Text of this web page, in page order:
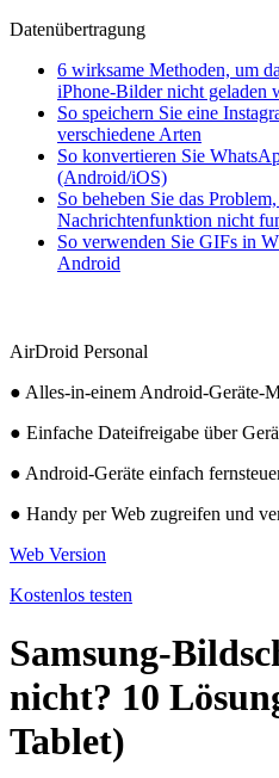
Datenübertragung
6 wirksame Methoden, um
iPhone-Bilder nicht geladen
So speichern Sie eine
verschiedene Arten
So konvertieren Sie
(Android/iOS)
So beheben Sie das
Nachrichtenfunktion nicht
So verwenden Sie GIFs in
Android
AirDroid Personal
● Alles-in-einem Android-Geräte-
● Einfache Dateifreigabe über
● Android-Geräte einfach
● Handy per Web zugreifen und
Web Version
Kostenlos testen
nicht? 10
Tablet)